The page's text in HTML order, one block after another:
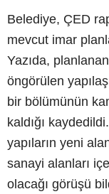
Belediye, ÇED
mevcut imar
Yazıda,
öngörülen
bir bölümünün
kaldığı
yapıların yeni
sanayi alanları
olacağı görüşü